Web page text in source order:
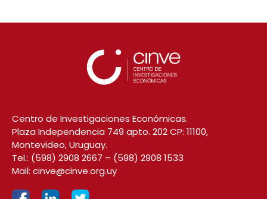
Centro de Investigaciones Económicas.
Plaza Independencia 749 apto. 202 CP: 11100,
Montevideo, Uruguay.
Tel.: (598) 2908 2667 – (598) 2908 1533
Mail: cinve@cinve.org.uy